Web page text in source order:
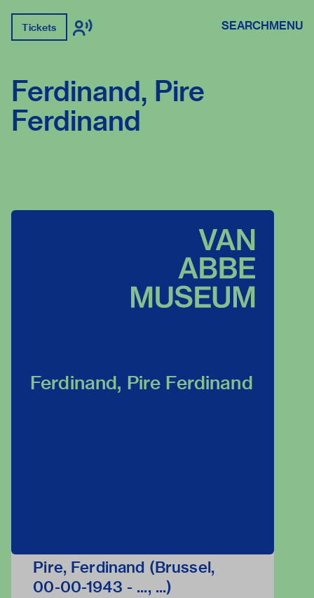
Tickets SEARCHMENU
Ferdinand, Pire
Ferdinand
Ferdinand, Pire Ferdinand
Pire, Ferdinand (Brussel,
00-00-1943 - ..., ...)